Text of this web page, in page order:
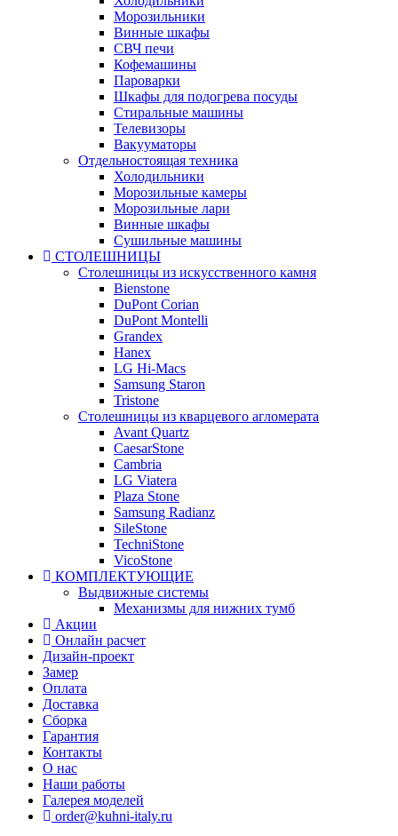
Морозильники
Винные шкафы
СВЧ печи
Кофемашины
Пароварки
Шкафы для подогрева посуды
Стиральные машины
Телевизоры
Вакууматоры
Отдельностоящая техника
Холодильники
Морозильные камеры
Морозильные лари
Винные шкафы
Сушильные машины
СТОЛЕШНИЦЫ
Столешницы из искусственного камня
Bienstone
DuPont Corian
DuPont Montelli
Grandex
Hanex
LG Hi-Macs
Samsung Staron
Tristone
Столешницы из кварцевого агломерата
Avant Quartz
CaesarStone
Cambria
LG Viatera
Plaza Stone
Samsung Radianz
SileStone
TechniStone
VicoStone
КОМПЛЕКТУЮЩИЕ
Выдвижные системы
Механизмы для нижних тумб
Акции
Онлайн расчет
Дизайн-проект
Замер
Оплата
Доставка
Сборка
Гарантия
Контакты
О нас
Наши работы
Галерея моделей
order@kuhni-italy.ru